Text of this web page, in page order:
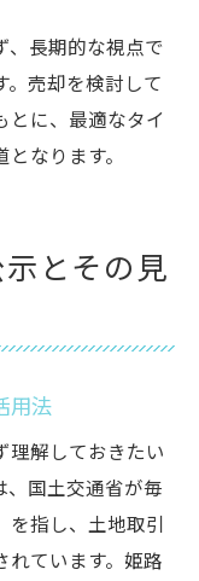
、長期的な視点で
。売却を検討して
とに、最適なタイ
なります。
とその見
用法
理解しておきたい
、国土交通省が毎
指し、土地取引
れています。姫路